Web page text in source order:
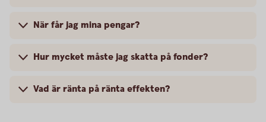
När får jag mina pengar?
Hur mycket måste jag skatta på fonder?
Vad är ränta på ränta effekten?